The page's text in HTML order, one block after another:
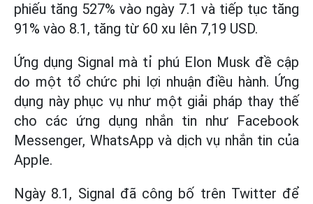
phiếu tăng 527% vào ngày 7.1 và tiếp tục tăng
91% vào 8.1, tăng từ 60 xu lên 7,19 USD.
Ứng dụng Signal mà tỉ phú Elon Musk đề cập
do một tổ chức phi lợi nhuận điều hành. Ứng
dụng này phục vụ như một giải pháp thay thế
cho các ứng dụng nhắn tin như Facebook
Messenger, WhatsApp và dịch vụ nhắn tin của
Apple.
Ngày 8.1, Signal đã công bố trên Twitter để